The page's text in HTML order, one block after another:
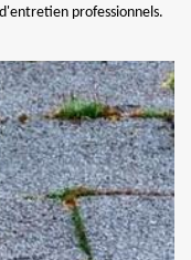
professionnels.